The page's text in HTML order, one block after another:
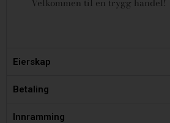
Velkommen til en trygg handel!
Eierskap
Betaling
Innramming